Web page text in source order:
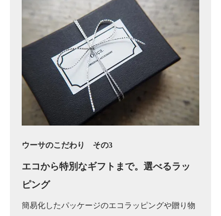
ウーサのこだわり その3
エコから特別なギフトまで。 選べるラッ
ピング
簡易化したパッケージのエコラッピングや贈り物